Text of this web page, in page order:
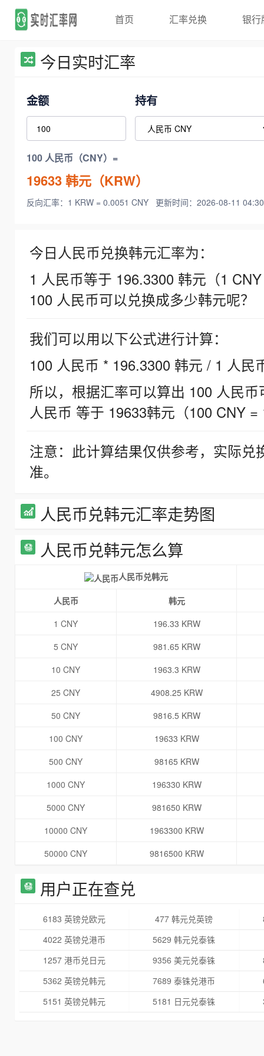
首页 汇率兑换 银行
今日实时汇率
金额 持有
100 人民币（CNY）=
19633韩元（KRW）
反向汇率：1 KRW = 0.0051 CNY 更新时间：2026-08-11
今日人民币兑换韩元汇率为：
1 人民币等于 196.3300 韩元（1
100 人民币可以兑换成多少韩元呢？
我们可以用以下公式进行计算：
100 人民币 * 196.3300 韩元 / 1 人民
所以，根据汇率可以算出 100 人民
人民币 等于 19633韩元（100 CNY =
注意：此计算结果仅供参考，实际
准。
人民币兑韩元汇率走势图
人民币兑韩元怎么算
人民币兑韩元
人民币
韩元
1 CNY
196.33 KRW
5 CNY
981.65 KRW
10 CNY
1963.3 KRW
25 CNY
4908.25 KRW
50 CNY
9816.5 KRW
100 CNY
19633 KRW
500 CNY
98165 KRW
1000 CNY
196330 KRW
5000 CNY
981650 KRW
10000 CNY
1963300 KRW
50000 CNY
9816500 KRW
用户正在查兑
6183 英镑兑欧元 477 韩元兑英镑
4022 英镑兑港币
5629 韩元兑泰铢
1257 港币兑日元
9356 美元兑泰铢
5362 英镑兑韩元
7689 泰铢兑港币
5151 英镑兑韩元
5181 日元兑泰铢